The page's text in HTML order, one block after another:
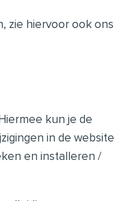
zie hiervoor ook ons
kun je de
in de website
en installeren /